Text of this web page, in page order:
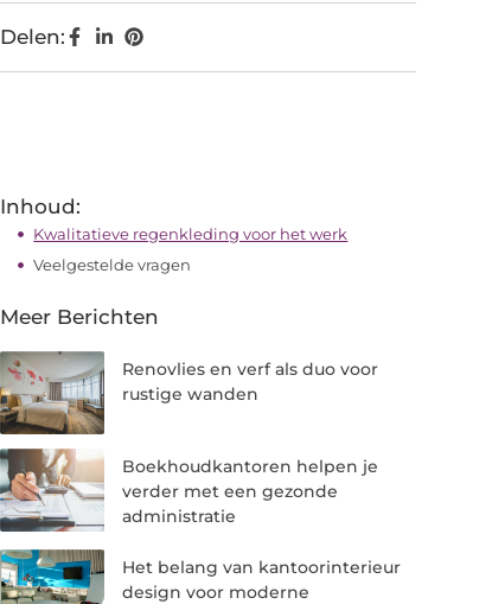
Delen:
Inhoud:
Kwalitatieve regenkleding voor het werk
Veelgestelde vragen
Meer Berichten
Renovlies en verf als duo voor
rustige wanden
Boekhoudkantoren helpen je
verder met een gezonde
administratie
Het belang van kantoorinterieur
design voor moderne